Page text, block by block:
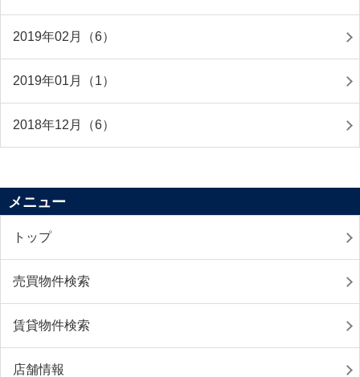
2019年02月（6）
2019年01月（1）
2018年12月（6）
メニュー
トップ
売買物件検索
賃貸物件検索
店舗情報